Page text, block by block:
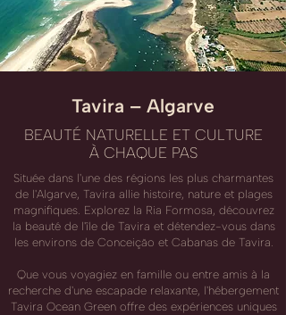
Tavira – Algarve
BEAUTÉ NATURELLE ET CULTURE
À CHAQUE PAS
Située dans l'une des régions les plus charmantes
de l'Algarve, Tavira allie histoire, nature et plages
magnifiques. Explorez la Ria Formosa, découvrez
la beauté de l'île de Tavira et détendez-vous dans
les environs de Conceição et Cabanas de Tavira.
Que vous voyagiez en famille ou entre amis à la
recherche d'une escapade relaxante, l'hébergement
Tavira Ocean Green offre des expériences uniques